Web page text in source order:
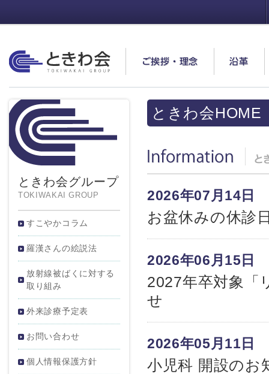
ご挨拶・理念 沿革
ときわ会HOME
Information
2026年07月14日
お盆休みの休診
2026年06月15日
2027年卒対象「
せ
2026年05月11日
小児科 開設のお
ときわ会グループ
TOKIWAKAI GROUP
すこやかコラム
羅漢さんの絵説法
放射線被ばくに対する
取り組み
外来診療予定表
お問い合わせ
個人情報保護方針